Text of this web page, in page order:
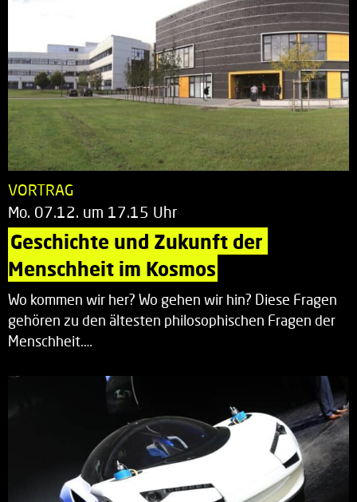
VORTRAG
Mo. 07.12. um 17.15 Uhr
Geschichte und Zukunft der
Menschheit im Kosmos
Wo kommen wir her? Wo gehen wir hin? Diese Fragen
gehören zu den ältesten philosophischen Fragen der
Menschheit.…